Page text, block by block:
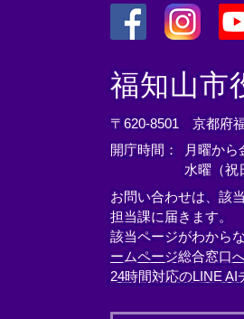
外
部
リ
ン
ク
外
部
リ
ン
ク
外
部
リ
ン
ク
＞
福知山市
〒620-8501 京都府
開庁時間： 月曜から
水曜（祝
お問い合わせは、該
担当課に届きます。
該当ページがわから
ームページ総合窓口
24時間対応のLINE AI
外